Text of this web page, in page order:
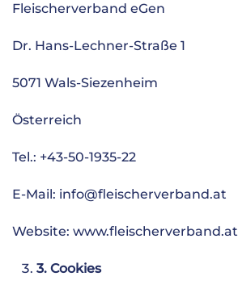
Fleischerverband eGen
Dr. Hans-Lechner-Straße 1
5071 Wals-Siezenheim
Österreich
Tel.: +43-50-1935-22
E-Mail: info@fleischerverband.at
Website: www.fleischerverband.at
3. Cookies